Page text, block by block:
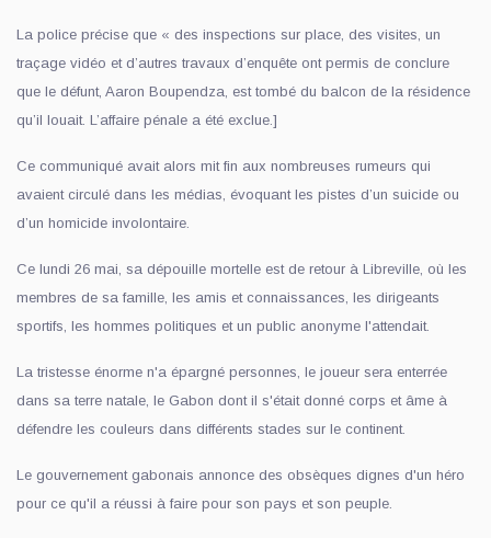
La police précise que « des inspections sur place, des visites, un
traçage vidéo et d’autres travaux d’enquête ont permis de conclure
que le défunt, Aaron Boupendza, est tombé du balcon de la résidence
qu’il louait. L’affaire pénale a été exclue.]
Ce communiqué avait alors mit fin aux nombreuses rumeurs qui
avaient circulé dans les médias, évoquant les pistes d’un suicide ou
d’un homicide involontaire.
Ce lundi 26 mai, sa dépouille mortelle est de retour à Libreville, où les
membres de sa famille, les amis et connaissances, les dirigeants
sportifs, les hommes politiques et un public anonyme l'attendait.
La tristesse énorme n'a épargné personnes, le joueur sera enterrée
dans sa terre natale, le Gabon dont il s'était donné corps et âme à
défendre les couleurs dans différents stades sur le continent.
Le gouvernement gabonais annonce des obsèques dignes d'un héro
pour ce qu'il a réussi à faire pour son pays et son peuple.